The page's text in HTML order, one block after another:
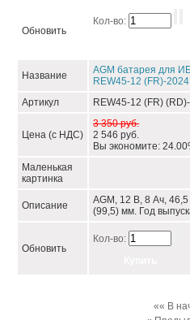
Обновить
Кол-во:
Название
AGM батарея для
REW45-12 (FR)-2024
Артикул
REW45-12 (FR)
Цена (с НДС)
3 350 руб.
2 546 руб.
Вы экономите:
Маленькая
картинка
Описание
AGM, 12 В, 8 Ач,
(99,5) мм. Год
Обновить
Кол-во:
«« В